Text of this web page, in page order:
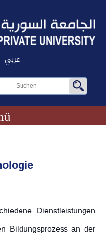
| عربي
Dienstleistungen
Bildungsprozess an der